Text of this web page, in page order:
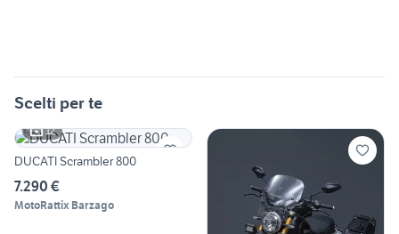
Scelti per te
12
DUCATI Scrambler 800
7.290 €
MotoRattix Barzago